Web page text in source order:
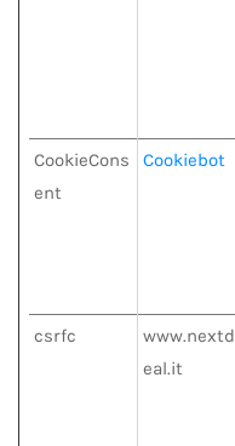
CookieCons
ent
Cookiebot
csrfc
www.nextd
eal.it